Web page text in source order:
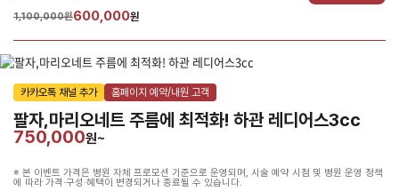
1,100,000원600,000원
카카오톡 채널 추가 홈페이지 예약/내원 고객
팔자,마리오네트 주름에 최적화! 하관 레디어스3cc
750,000원~
※ 본 이벤트 가격은 병원 자체 프로모션 기준으로 운영되며, 시술 예약 시점 및 병원 운영 정책
에 따라 가격·구성·혜택이 변경되거나 종료될 수 있습니다.